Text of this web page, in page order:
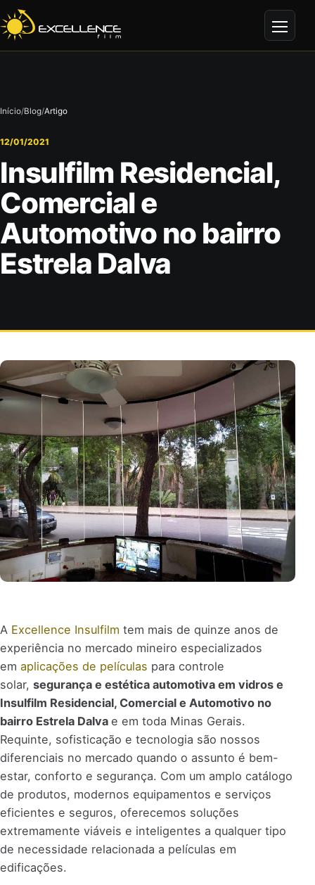
Abrir
Início/Blog/Artigo
12/01/2021
Insulfilm Residencial,
Comercial e
Automotivo no bairro
Estrela Dalva
A Excellence Insulfilm tem mais de quinze anos de
experiência no mercado mineiro especializados
em aplicações de películas para controle
solar, segurança e estética automotiva em vidros e
Insulfilm Residencial, Comercial e Automotivo no
bairro Estrela Dalva e em toda Minas Gerais.
Requinte, sofisticação e tecnologia são nossos
diferenciais no mercado quando o assunto é bem-
estar, conforto e segurança. Com um amplo catálogo
de produtos, modernos equipamentos e serviços
eficientes e seguros, oferecemos soluções
extremamente viáveis e inteligentes a qualquer tipo
de necessidade relacionada a películas em
edificações.